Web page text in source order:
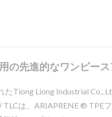
の先進的なワンピー
たTiong Liong Industrial Co.,
TLCは、ARIAPRENE ®